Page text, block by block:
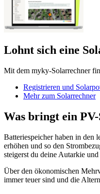
Lohnt sich eine
Mit dem myky-Solarrechner
Registrieren und
Mehr zum Solarrechner
Was bringt ein
Batteriespeicher haben in den
erhöhen und so den
steigerst du deine Autarkie
Über den ökonomischen
immer teuer sind und die